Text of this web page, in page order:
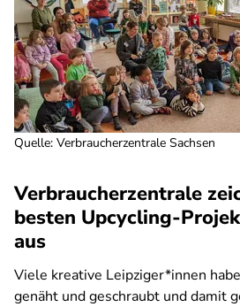
Quelle: Verbraucherzentrale Sachsen
Verbraucherzentrale
besten Upcycling-
aus
Viele kreative Leipziger*innen
genäht und geschraubt und damit